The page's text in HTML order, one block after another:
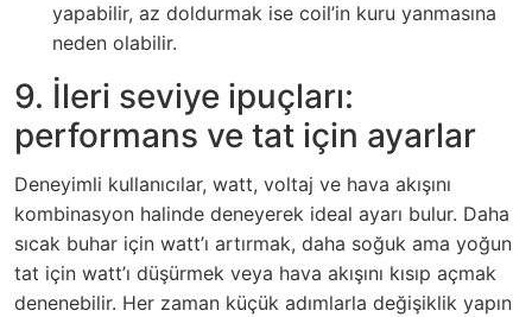
yapabilir, az doldurmak ise coil’in kuru yanmasına
neden olabilir.
9. İleri seviye ipuçları:
performans ve tat için ayarlar
Deneyimli kullanıcılar, watt, voltaj ve hava akışını
kombinasyon halinde deneyerek ideal ayarı bulur. Daha
sıcak buhar için watt’ı artırmak, daha soğuk ama yoğun
tat için watt’ı düşürmek veya hava akışını kısıp açmak
denenebilir. Her zaman küçük adımlarla değişiklik yapın